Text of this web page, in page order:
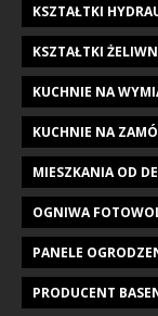
KSZTAŁTKI
KSZTAŁTKI
KUCHNIE NA
KUCHNIE NA
MIESZKANIA OD
OGNIWA
PANELE
PRODUCENT